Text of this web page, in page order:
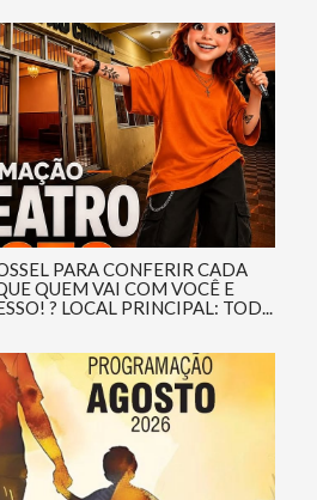
PARA CONFERIR CADA
QUEM VAI COM VOCÊ E
? LOCAL PRINCIPAL: TOD...